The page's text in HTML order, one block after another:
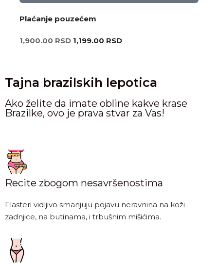
Plaćanje pouzećem
1,900.00RSD 1,199.00 RSD
Tajna brazilskih lepotica
Ako želite da imate obline kakve krase
Brazilke, ovo je prava stvar za Vas!
Recite zbogom nesavršenostima
Flasteri vidljivo smanjuju pojavu neravnina na koži
zadnjice, na butinama, i trbušnim mišićima.